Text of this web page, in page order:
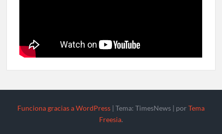
Funciona gracias a WordPress | Tema: TimesNews | por Tema
Freesia.